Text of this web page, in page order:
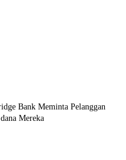
Bank Meminta Pelanggan
Mereka